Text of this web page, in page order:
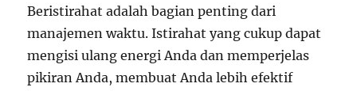
Beristirahat adalah bagian penting dari
manajemen waktu. Istirahat yang cukup dapat
mengisi ulang energi Anda dan memperjelas
pikiran Anda, membuat Anda lebih efektif